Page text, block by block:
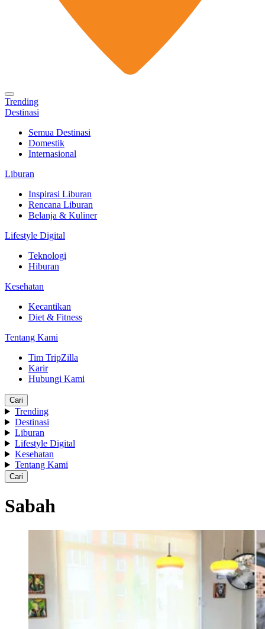
Trending
Destinasi
Semua Destinasi
Domestik
Internasional
Liburan
Inspirasi Liburan
Rencana Liburan
Belanja & Kuliner
Lifestyle Digital
Teknologi
Hiburan
Kesehatan
Kecantikan
Diet & Fitness
Tentang Kami
Tim TripZilla
Karir
Hubungi Kami
Cari
Trending
Destinasi
Liburan
Lifestyle Digital
Kesehatan
Tentang Kami
Cari
Sabah